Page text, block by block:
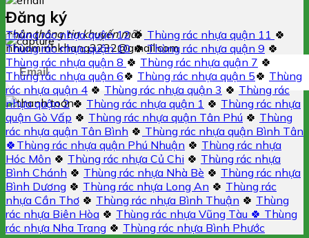
Đăng ký
nhận thông tin khuyến mãi
nhuaminhkhang3232@gmail.com
Thùng rác nhựa quận 12🍀 Thùng rác nhựa quận 11 🍀
Thùng rác nhựa quận 10🍀Thùng rác nhựa quận 9 🍀
Thùng rác nhựa quận 8 🍀 Thùng rác nhựa quận 7 🍀
Thùng rác nhựa quận 6🍀 Thùng rác nhựa quận 5🍀 Thùng
rác nhựa quận 4 🍀 Thùng rác nhựa quận 3 🍀 Thùng rác
nhựa quận 2🍀 Thùng rác nhựa quận 1 🍀 Thùng rác nhựa
quận Gò Vấp 🍀 Thùng rác nhựa quận Tân Phú 🍀 Thùng
rác nhựa quận Tân Bình 🍀 Thùng rác nhựa quận Bình Tân
🍀 Thùng rác nhựa quận Phú Nhuận 🍀 Thùng rác nhựa
Hóc Môn 🍀 Thùng rác nhựa Củ Chi 🍀 Thùng rác nhựa
Bình Chánh 🍀 Thùng rác nhựa Nhà Bè 🍀 Thùng rác nhựa
Bình Dương 🍀 Thùng rác nhựa Long An 🍀 Thùng rác
nhựa Cần Thơ 🍀 Thùng rác nhựa Bình Thuận 🍀 Thùng
rác nhựa Biên Hòa 🍀 Thùng rác nhựa Vũng Tàu 🍀 Thùng
rác nhựa Nha Trang 🍀 Thùng rác nhựa Bình Phước